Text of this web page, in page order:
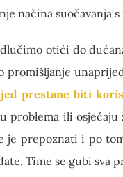
načina suočavanja s
otići do
promišljanje
prestane biti
problema ili
je prepoznati i po
Time se gubi sva